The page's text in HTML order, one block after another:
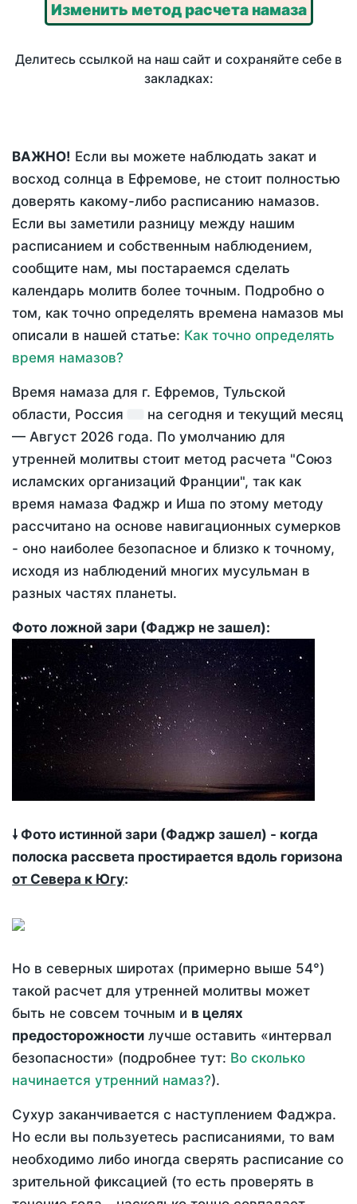
Изменить метод расчета намаза
Делитесь ссылкой на наш сайт и сохраняйте себе в
закладках:
ВАЖНО! Если вы можете наблюдать закат и
восход солнца в Ефремове, не стоит полностью
доверять какому-либо расписанию намазов.
Если вы заметили разницу между нашим
расписанием и собственным наблюдением,
сообщите нам, мы постараемся сделать
календарь молитв более точным. Подробно о
том, как точно определять времена намазов мы
описали в нашей статье: Как точно определять
время намазов?
Время намаза для г. Ефремов, Тульской
области, Россия
на сегодня и текущий месяц
— Август 2026 года. По умолчанию для
утренней молитвы стоит метод расчета "Союз
исламских организаций Франции", так как
время намаза Фаджр и Иша по этому методу
рассчитано на основе навигационных сумерков
- оно наиболее безопасное и близко к точному,
исходя из наблюдений многих мусульман в
разных частях планеты.
Фото ложной зари (Фаджр не зашел):
🠗 Фото истинной зари (Фаджр зашел) - когда
полоска рассвета простирается вдоль горизона
от Севера к Югу:
Но в северных широтах (примерно выше 54°)
такой расчет для утренней молитвы может
быть не совсем точным и в целях
предосторожности лучше оставить «интервал
безопасности» (подробнее тут: Во сколько
начинается утренний намаз?).
Сухур заканчивается с наступлением Фаджра.
Но если вы пользуетесь расписаниями, то вам
необходимо либо иногда сверять расписание со
зрительной фиксацией (то есть проверять в